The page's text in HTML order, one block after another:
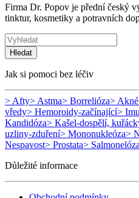
Firma Dr. Popov je přední český
tinktur, kosmetiky a potravních
Hledat
Jak si pomoci bez léčiv
> Afty> Astma> Borrelióza> Akné
vředy> Hemoroidy-začínající>
Kandidóza> Kašel-dospělí,
uzliny-zduření> Mononukleóza>
Nespavost> Prostata> Salmonelóza
Důležité informace